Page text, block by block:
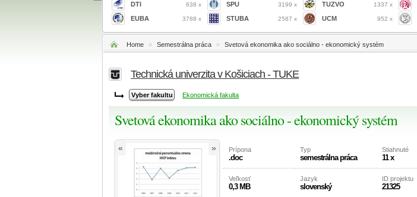
DTI 638 x
EUBA 3788 x
SPU 3199 x
STUBA 2587 x
TUZVO 1337 x
UCM 952 x
Home » Semestrálna práca » Svetová ekonomika ako sociálno - ekonomický systém
Technická univerzita v Košiciach - TUKE
Ekonomická fakulta
Svetová ekonomika ako sociálno - ekonomický systém
« » Prípona
.doc
Typ
semestrálna práca
Stiahnuté
11 x
Veľkosť
0,3 MB
Jazyk
slovenský
ID projektu
21325